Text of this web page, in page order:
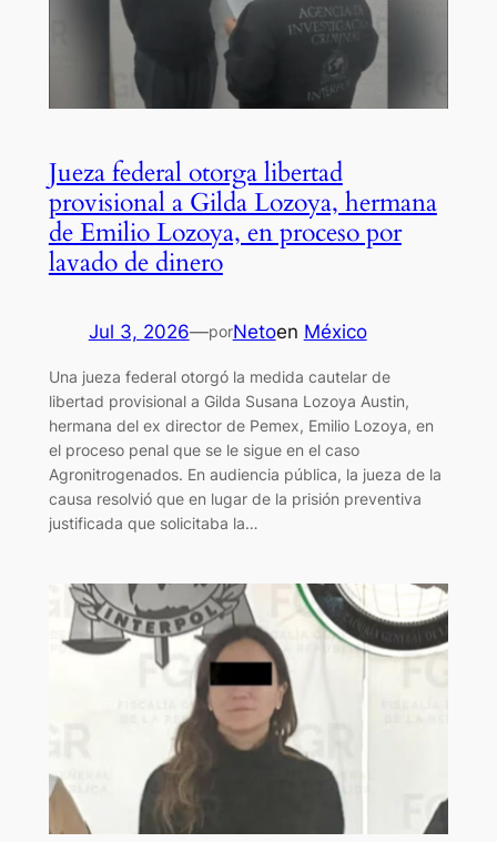
Jueza federal otorga libertad
provisional a Gilda Lozoya, hermana
de Emilio Lozoya, en proceso por
lavado de dinero
Jul 3, 2026—porNetoen México
Una jueza federal otorgó la medida cautelar de
libertad provisional a Gilda Susana Lozoya Austin,
hermana del ex director de Pemex, Emilio Lozoya, en
el proceso penal que se le sigue en el caso
Agronitrogenados. En audiencia pública, la jueza de la
causa resolvió que en lugar de la prisión preventiva
justificada que solicitaba la…